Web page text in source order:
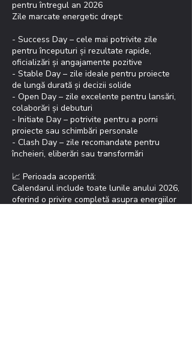
pentru întregul an 2026
Zile marcate energetic drept:
- Success Day – cele mai potrivite zile
pentru începuturi și rezultate rapide,
oficializări și angajamente pozitive
- Stable Day – zile ideale pentru proiecte
de lungă durată și decizii solide
- Open Day – zile excelente pentru lansări,
colaborări și debuturi
- Initiate Day – potrivite pentru a porni
proiecte sau schimbări personale
- Clash Day – zile recomandate pentru
încheieri, eliberări sau transformări
📈 Perioada acoperită:
Calendarul include toate lunile anului 2026,
oferind o privire completă asupra energiilor